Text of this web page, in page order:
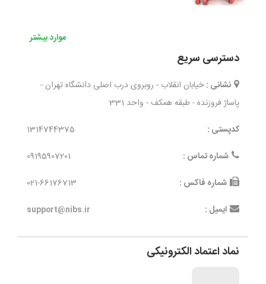
موارد بیشتر
دسترسی سریع
نشانی : خیابان انقلاب - روبروی درب اصلی دانشگاه تهران -
پاساژ فروزنده - طبقه همکف - واحد 331
کدپستی :
1314744375
شماره تماس :
09195907201
شماره فاکس :
021-66176713
ایمیل :
support@nibs.ir
نماد اعتماد الکترونیکی